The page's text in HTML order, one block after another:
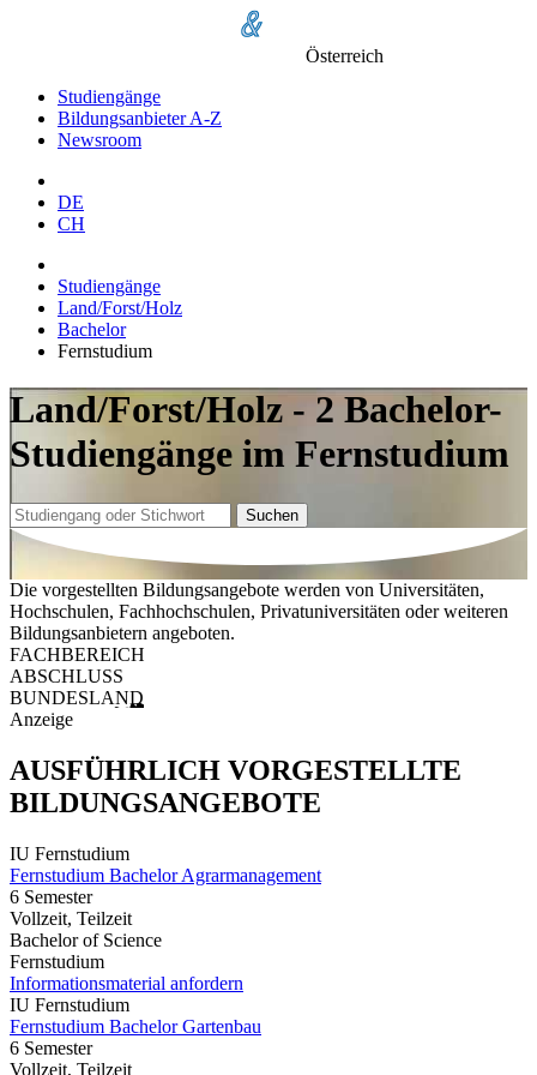
Österreich
Studiengänge
Bildungsanbieter A-Z
Newsroom
DE
CH
Studiengänge
Land/Forst/Holz
Bachelor
Fernstudium
Land/Forst/Holz - 2 Bachelor-
Studiengänge im Fernstudium
Suchen
Die vorgestellten Bildungsangebote werden von Universitäten,
Hochschulen, Fachhochschulen, Privatuniversitäten oder weiteren
Bildungsanbietern angeboten.
FACHBEREICH
ABSCHLUSS
BUNDESLAND
Anzeige
AUSFÜHRLICH VORGESTELLTE
BILDUNGSANGEBOTE
IU Fernstudium
Fernstudium Bachelor Agrarmanagement
6 Semester
Vollzeit, Teilzeit
Bachelor of Science
Fernstudium
Informationsmaterial anfordern
IU Fernstudium
Fernstudium Bachelor Gartenbau
6 Semester
Vollzeit, Teilzeit